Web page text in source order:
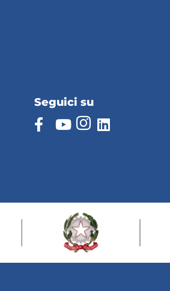
Seguici su